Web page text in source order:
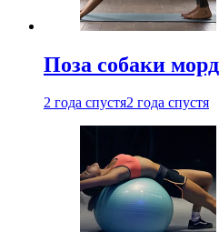
Поза собаки
2 года спустя2 года спустя